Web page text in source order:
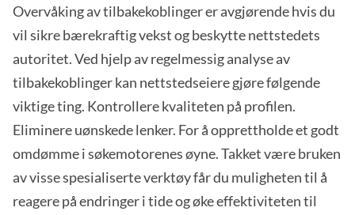
Overvåking av tilbakekoblinger er avgjørende hvis du
vil sikre bærekraftig vekst og beskytte nettstedets
autoritet. Ved hjelp av regelmessig analyse av
tilbakekoblinger kan nettstedseiere gjøre følgende
viktige ting. Kontrollere kvaliteten på profilen.
Eliminere uønskede lenker. For å opprettholde et godt
omdømme i søkemotorenes øyne. Takket være bruken
av visse spesialiserte verktøy får du muligheten til å
reagere på endringer i tide og øke effektiviteten til